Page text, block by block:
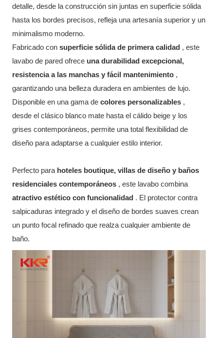
detalle, desde la construcción sin juntas en superficie sólida
hasta los bordes precisos, refleja una artesanía superior y un
minimalismo moderno.
Fabricado con superficie sólida de primera calidad , este
lavabo de pared ofrece una durabilidad excepcional,
resistencia a las manchas y fácil mantenimiento ,
garantizando una belleza duradera en ambientes de lujo.
Disponible en una gama de colores personalizables ,
desde el clásico blanco mate hasta el cálido beige y los
grises contemporáneos, permite una total flexibilidad de
diseño para adaptarse a cualquier estilo interior.
Perfecto para hoteles boutique, villas de diseño y baños
residenciales contemporáneos , este lavabo combina
atractivo estético con funcionalidad . El protector contra
salpicaduras integrado y el diseño de bordes suaves crean
un punto focal refinado que realza cualquier ambiente de
baño.